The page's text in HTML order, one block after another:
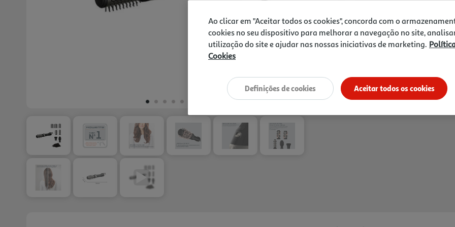
precisão e à escova de
qualidade permite o
brilhantes que nunca
,
Recolha em loja Express
*Mediante disponibilidade de slot de
Ao clicar em "Aceitar todos os cookies", concorda com o
cookies no seu dispositivo para melhorar a navegação no site,
utilização do site e ajudar nas nossas iniciativas de marketing.
Cookies
Aceitar todos os cookies
Definições de cookies